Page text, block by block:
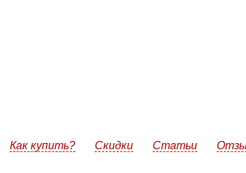
Как купить? Скидки Статьи